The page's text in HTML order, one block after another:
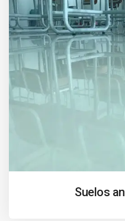
Suelos